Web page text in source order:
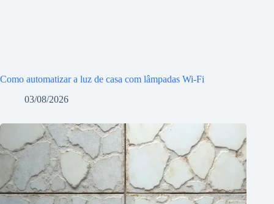
Como automatizar a luz de casa com lâmpadas Wi-Fi
03/08/2026